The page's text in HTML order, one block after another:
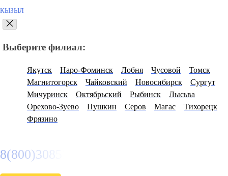
КЫЗЫЛ
Выберите филиал:
Якутск Наро-Фоминск Лобня Чусовой
Томск
Магнитогорск
Чайковский Новосибирск
Сургут
Мичуринск
Октябрьский Рыбинск
Лысьва
Орехово-Зуево
Пушкин Серов Магас
Тихорецк
Фрязино
8(800)3085303